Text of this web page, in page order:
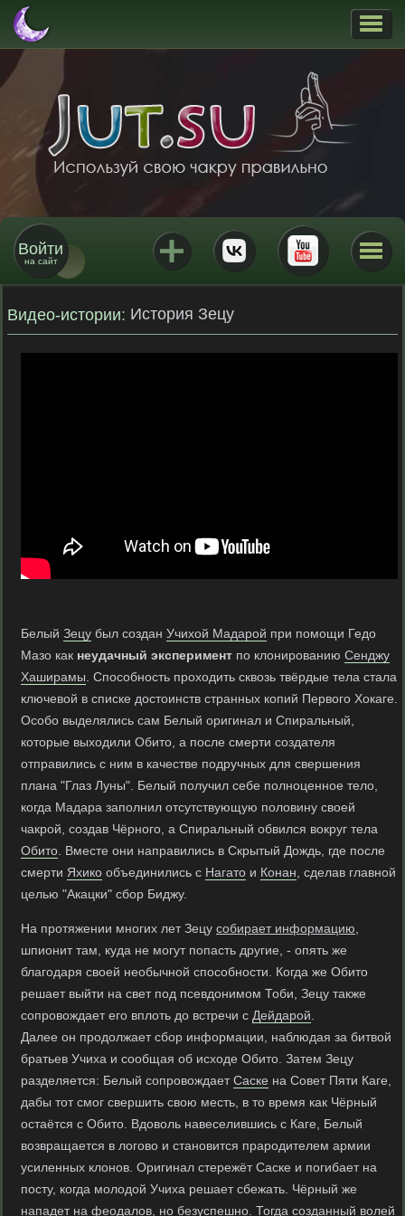
Войти
на сайт
Видео-истории: История Зецу
Белый Зецу был создан Учихой Мадарой при помощи Гедо
Мазо как неудачный эксперимент по клонированию Сенджу
Хаширамы . Способность проходить сквозь твёрдые тела стала
ключевой в списке достоинств странных копий Первого Хокаге.
Особо выделялись сам Белый оригинал и Спиральный,
которые выходили Обито, а после смерти создателя
отправились с ним в качестве подручных для свершения
плана "Глаз Луны". Белый получил себе полноценное тело,
когда Мадара заполнил отсутствующую половину своей
чакрой, создав Чёрного, а Спиральный обвился вокруг тела
Обито . Вместе они направились в Скрытый Дождь, где после
смерти Яхико объединились с Нагато и Конан , сделав главной
целью "Акацки" сбор Биджу.
На протяжении многих лет Зецу собирает информацию
шпионит там, куда не могут попасть другие, - опять же
благодаря своей необычной способности. Когда же Обито
решает выйти на свет под псевдонимом Тоби, Зецу также
сопровождает его вплоть до встречи с Дейдарой
Далее он продолжает сбор информации, наблюдая за битвой
братьев Учиха и сообщая об исходе Обито. Затем Зецу
разделяется: Белый сопровождаетСаске на Совет Пяти Каге,
дабы тот смог свершить свою месть, в то время как Чёрный
остаётся с Обито. Вдоволь навеселившись с Каге, Белый
возвращается в логово и становится прародителем армии
усиленных клонов. Оригинал стережёт Саске и погибает на
посту, когда молодой Учиха решает сбежать. Чёрный же
нападет на феодалов, но безуспешно. Тогда созданный волей